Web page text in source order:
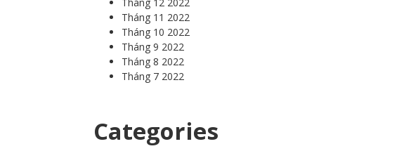
Tháng 11 2022
Tháng 10 2022
Tháng 9 2022
Tháng 8 2022
Tháng 7 2022
Categories